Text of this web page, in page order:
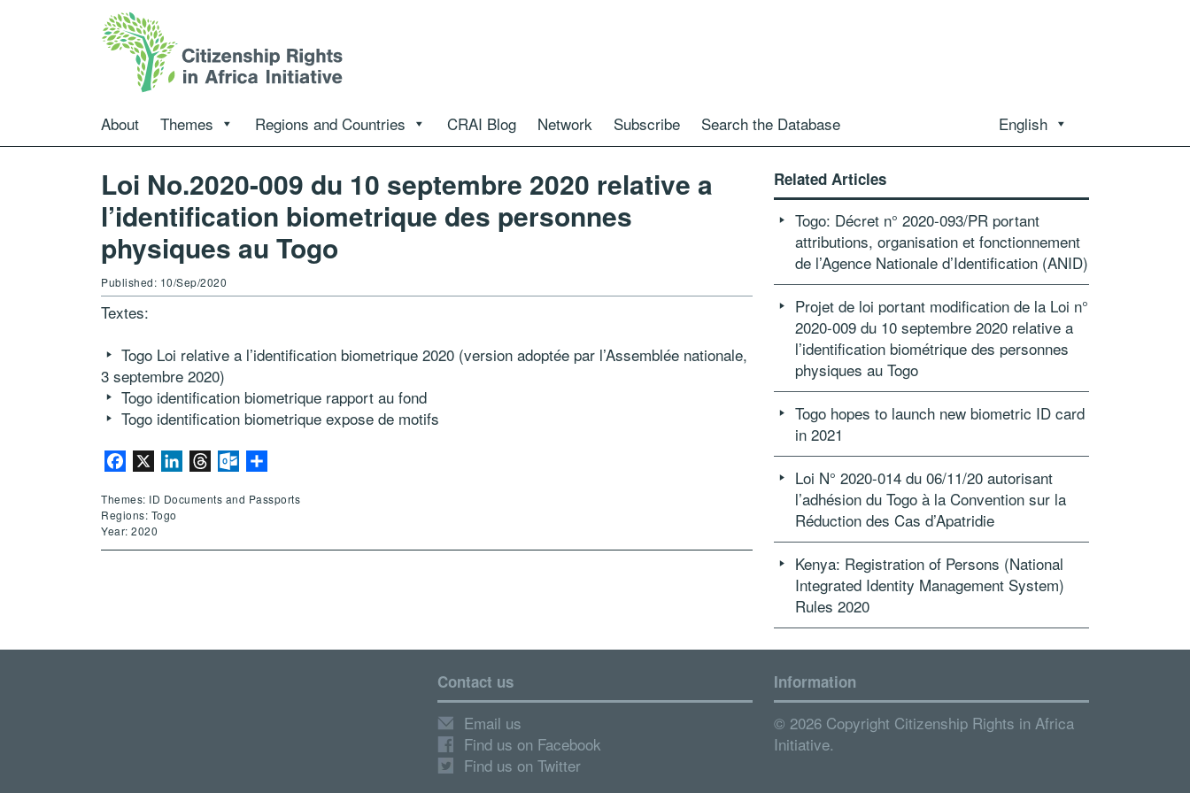
About Themes Regions and Countries CRAI Blog Network Subscribe Search the Database English
Loi No.2020-009 du 10 septembre 2020 relative a
l’identification biometrique des personnes
physiques au Togo
Published: 10/Sep/2020
Textes:
Togo Loi relative a l’identification biometrique 2020 (version adoptée par l’Assemblée nationale,
3 septembre 2020)
Togo identification biometrique rapport au fond
Togo identification biometrique expose de motifs
Facebook LinkedInThreadsOutlook.com
Themes: ID Documents and Passports
Regions: Togo
Year: 2020
Related Articles
Togo: Décret n° 2020-093/PR portant
attributions, organisation et fonctionnement
de l’Agence Nationale d’Identification (ANID)
Projet de loi portant modification de la Loi n°
2020-009 du 10 septembre 2020 relative a
l’identification biométrique des personnes
physiques au Togo
Togo hopes to launch new biometric ID card
in 2021
Loi N° 2020-014 du 06/11/20 autorisant
l’adhésion du Togo à la Convention sur la
Réduction des Cas d’Apatridie
Kenya: Registration of Persons (National
Integrated Identity Management System)
Rules 2020
Contact us
Email us
Find us on Facebook
Find us on Twitter
Information
© 2026 Copyright Citizenship Rights in Africa
Initiative.